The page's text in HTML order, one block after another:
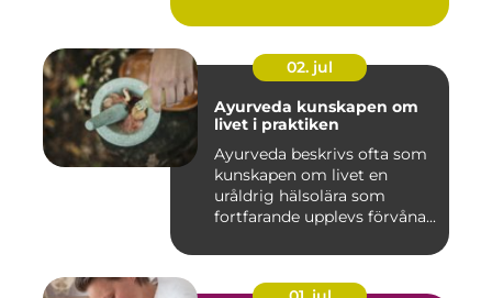
02. jul
Ayurveda kunskapen om
livet i praktiken
Ayurveda beskrivs ofta som
kunskapen om livet en
uråldrig hälsolära som
fortfarande upplevs förvåna...